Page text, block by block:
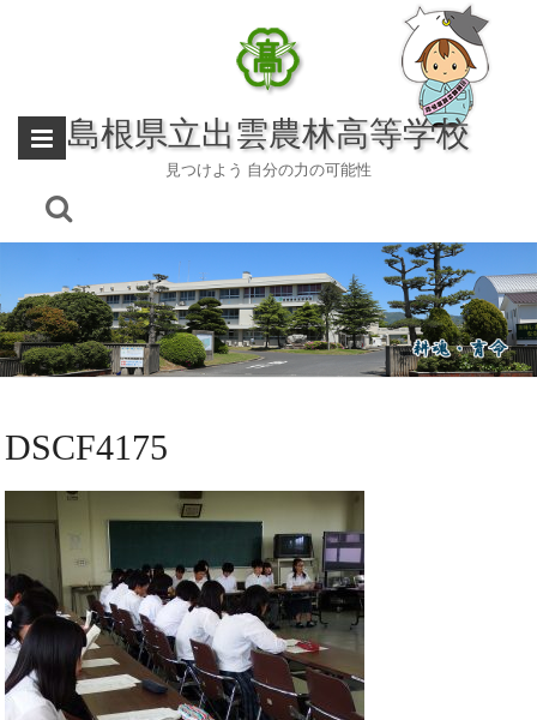
島根県立出雲農林高等学校
見つけよう 自分の力の可能性
DSCF4175